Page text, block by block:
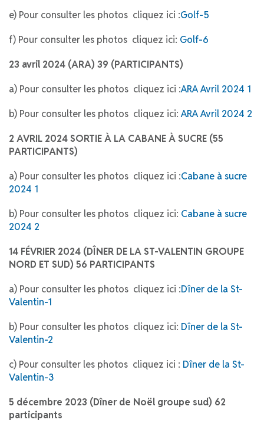
e) Pour consulter les photos cliquez ici :Golf-5
f) Pour consulter les photos cliquez ici: Golf-6
23 avril 2024 (ARA) 39 (PARTICIPANTS)
a) Pour consulter les photos cliquez ici :ARAAvril 2024 1
b) Pour consulter les photos cliquez ici:ARAAvril 2024 2
2 AVRIL 2024 SORTIE À LA CABANE À SUCRE (55
PARTICIPANTS)
a) Pour consulter les photos cliquez ici :Cabane à sucre
2024 1
b) Pour consulter les photos cliquez ici: Cabane à sucre
2024 2
14 FÉVRIER 2024 (DÎNER DE LA ST-VALENTIN GROUPE
NORD ET SUD) 56 PARTICIPANTS
a) Pour consulter les photos cliquez ici :Dîner de la St-
Valentin-1
b) Pour consulter les photos cliquez ici: Dîner de la St-
Valentin-2
c) Pour consulter les photos cliquez ici : Dîner de la St-
Valentin-3
5 décembre 2023 (Dîner de Noël groupe sud) 62
participants